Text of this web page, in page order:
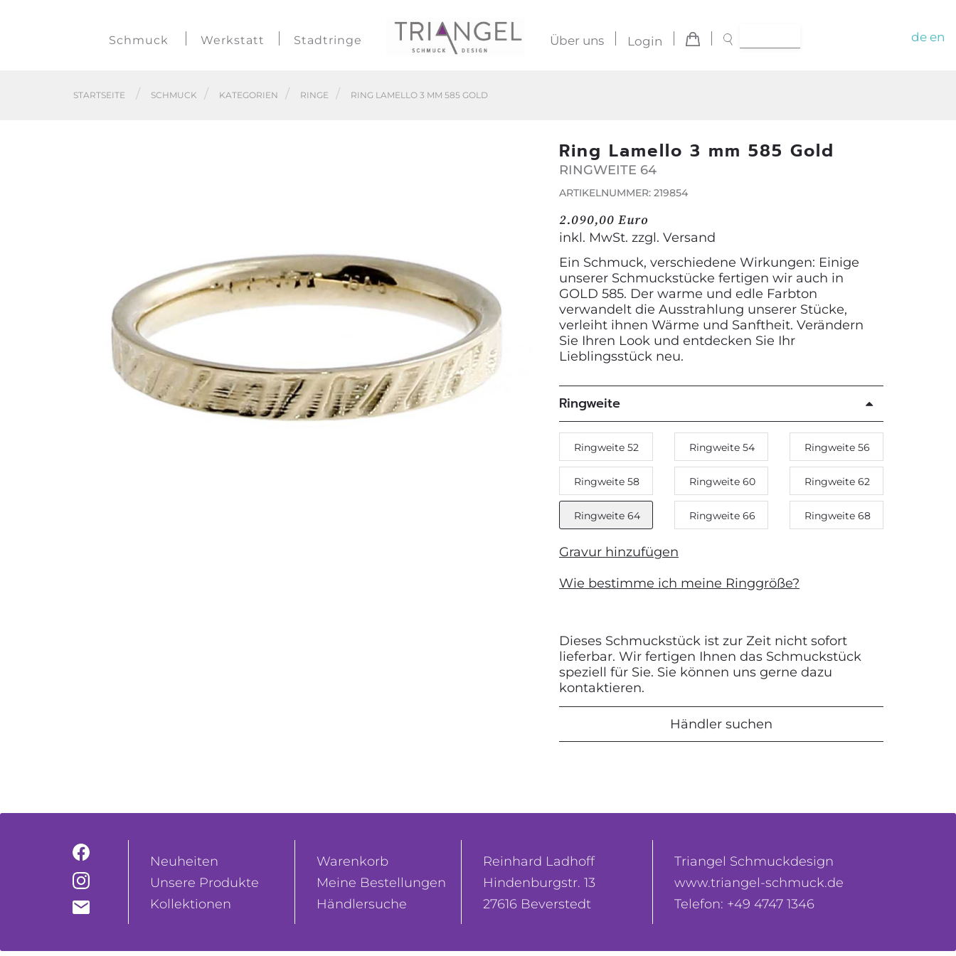
Schmuck Werkstatt Stadtringe Über uns Login de en
STARTSEITE SCHMUCK KATEGORIEN RINGE RING LAMELLO 3 MM 585 GOLD
Ring Lamello 3 mm 585 Gold
RINGWEITE 64
ARTIKELNUMMER: 219854
2.090,00 Euro
inkl. MwSt. zzgl. Versand
Ein Schmuck, verschiedene Wirkungen: Einige
unserer Schmuckstücke fertigen wir auch in
GOLD 585. Der warme und edle Farbton
verwandelt die Ausstrahlung unserer Stücke,
verleiht ihnen Wärme und Sanftheit. Verändern
Sie Ihren Look und entdecken Sie Ihr
Lieblingsstück neu.
Ringweite
Ringweite 52 Ringweite 54 Ringweite 56
Ringweite 58 Ringweite 60 Ringweite 62
Ringweite 64 Ringweite 66 Ringweite 68
Gravur hinzufügen
Wie bestimme ich meine Ringgröße?
Dieses Schmuckstück ist zur Zeit nicht sofort
lieferbar. Wir fertigen Ihnen das Schmuckstück
speziell für Sie. Sie können uns gerne dazu
kontaktieren.
Händler suchen
Neuheiten
Unsere Produkte
Kollektionen
Warenkorb
Meine Bestellungen
Händlersuche
Reinhard Ladhoff
Hindenburgstr. 13
27616 Beverstedt
Triangel Schmuckdesign
www.triangel-schmuck.de
Telefon: +49 4747 1346